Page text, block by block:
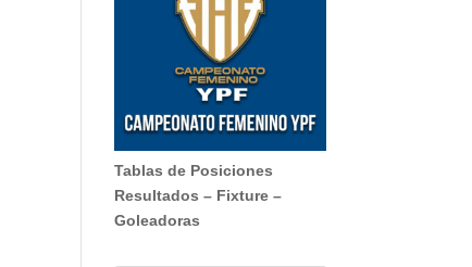
Tablas de Posiciones
Resultados – Fixture –
Goleadoras